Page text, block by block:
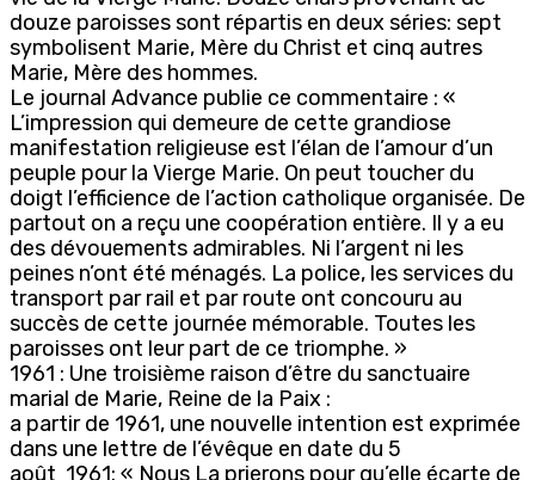
douze paroisses sont répartis en deux séries: sept
symbolisent Marie, Mère du Christ et cinq autres
Marie, Mère des hommes.
Le journal Advance publie ce commentaire : «
L’impression qui demeure de cette grandiose
manifestation religieuse est l’élan de l’amour d’un
peuple pour la Vierge Marie. On peut toucher du
doigt l’efficience de l’action catholique organisée. De
partout on a reçu une coopération entière. Il y a eu
des dévouements admirables. Ni l’argent ni les
peines n’ont été ménagés. La police, les services du
transport par rail et par route ont concouru au
succès de cette journée mémorable. Toutes les
paroisses ont leur part de ce triomphe. »
1961 : Une troisième raison d’être du sanctuaire
marial de Marie, Reine de la Paix :
a partir de 1961, une nouvelle intention est exprimée
dans une lettre de l’évêque en date du 5
août 1961: « Nous La prierons pour qu’elle écarte de